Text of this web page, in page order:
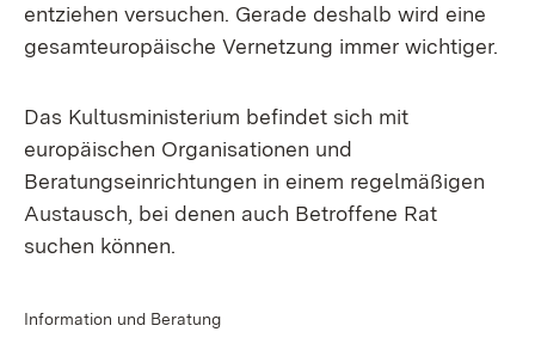
entziehen versuchen. Gerade deshalb wird eine
gesamteuropäische Vernetzung immer wichtiger.
Das Kultusministerium befindet sich mit
europäischen Organisationen und
Beratungseinrichtungen in einem regelmäßigen
Austausch, bei denen auch Betroffene Rat
suchen können.
Information und Beratung